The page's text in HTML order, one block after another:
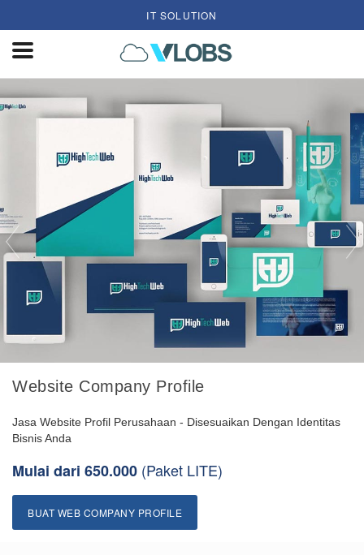
IT SOLUTION
Website Company Profile
Jasa Website Profil Perusahaan - Disesuaikan Dengan Identitas
Bisnis Anda
Mulai dari 650.000 (Paket LITE)
BUAT WEB COMPANY PROFILE
Previous